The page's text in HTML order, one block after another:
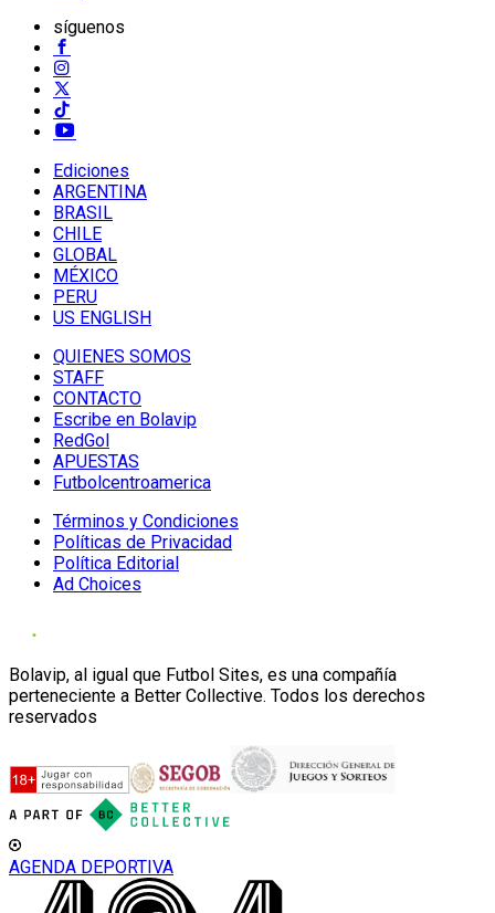
síguenos
Ediciones
ARGENTINA
BRASIL
CHILE
GLOBAL
MÉXICO
PERU
US ENGLISH
QUIENES SOMOS
STAFF
CONTACTO
Escribe en Bolavip
RedGol
APUESTAS
Futbolcentroamerica
Términos y Condiciones
Políticas de Privacidad
Política Editorial
Ad Choices
Bolavip, al igual que Futbol Sites, es una compañía
perteneciente a Better Collective. Todos los derechos
reservados
AGENDA DEPORTIVA